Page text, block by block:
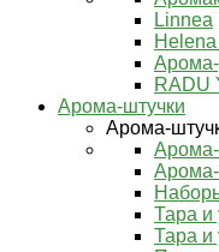
Linnea
RADU
Арома-штучки
Арома-
Арома-
Арома-
Тара и
Тара и